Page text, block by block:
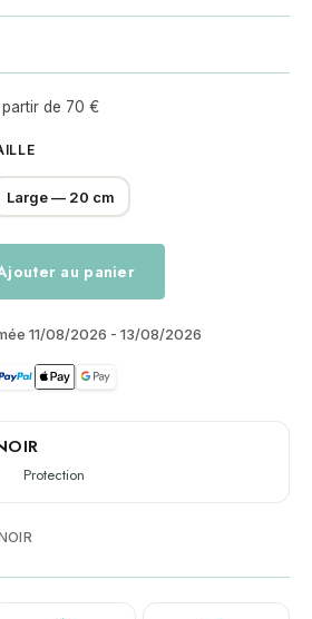
de 70 €
Large — 20 cm
au panier
11/08/2026 - 13/08/2026
Protection